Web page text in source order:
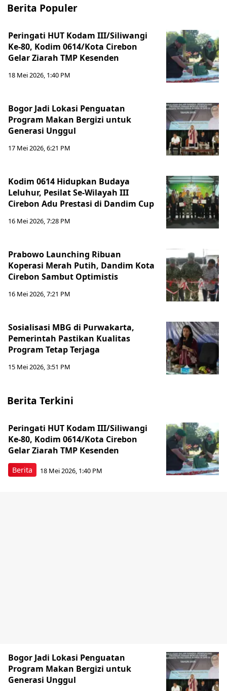
Berita Populer
Peringati HUT Kodam III/Siliwangi
Ke-80, Kodim 0614/Kota Cirebon
Gelar Ziarah TMP Kesenden
18 Mei 2026, 1:40 PM
Bogor Jadi Lokasi Penguatan
Program Makan Bergizi untuk
Generasi Unggul
17 Mei 2026, 6:21 PM
Kodim 0614 Hidupkan Budaya
Leluhur, Pesilat Se-Wilayah III
Cirebon Adu Prestasi di Dandim Cup
16 Mei 2026, 7:28 PM
Prabowo Launching Ribuan
Koperasi Merah Putih, Dandim Kota
Cirebon Sambut Optimistis
16 Mei 2026, 7:21 PM
Sosialisasi MBG di Purwakarta,
Pemerintah Pastikan Kualitas
Program Tetap Terjaga
15 Mei 2026, 3:51 PM
Berita Terkini
Berita
Peringati HUT Kodam III/Siliwangi
Ke-80, Kodim 0614/Kota Cirebon
Gelar Ziarah TMP Kesenden
18 Mei 2026, 1:40 PM
Bogor Jadi Lokasi Penguatan
Program Makan Bergizi untuk
Generasi Unggul